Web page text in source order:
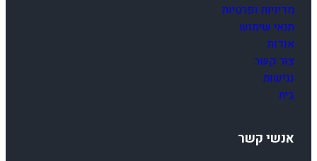
מדיניות ופרטיות
תנאי שימוש
אודות
צור קשר
נגישות
בית
אנשי קשר